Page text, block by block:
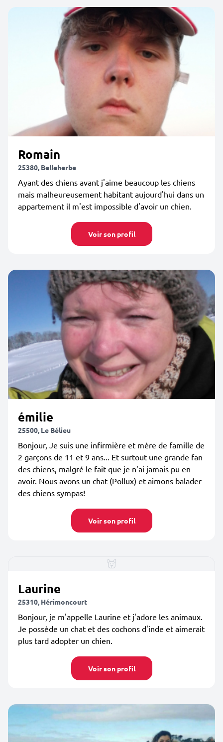
Romain
25380, Belleherbe
Ayant des chiens avant j'aime beaucoup les chiens
mais malheureusement habitant aujourd'hui dans un
appartement il m'est impossible d'avoir un chien.
Voir son profil
émilie
25500, Le Bélieu
Bonjour, Je suis une infirmière et mère de famille de
2 garçons de 11 et 9 ans... Et surtout une grande fan
des chiens, malgré le fait que je n'ai jamais pu en
avoir. Nous avons un chat (Pollux) et aimons balader
des chiens sympas!
Voir son profil
Laurine
25310, Hérimoncourt
Bonjour, je m'appelle Laurine et j'adore les animaux.
Je possède un chat et des cochons d'inde et aimerait
plus tard adopter un chien.
Voir son profil